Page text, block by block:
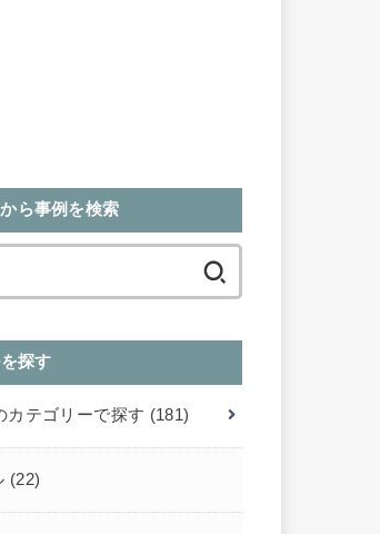
ら事例を検索
探す
カテゴリーで探す (181)
(22)